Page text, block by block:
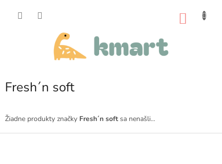
Fresh´n soft
Žiadne produkty značky Fresh´n softsa nenašli...
Z